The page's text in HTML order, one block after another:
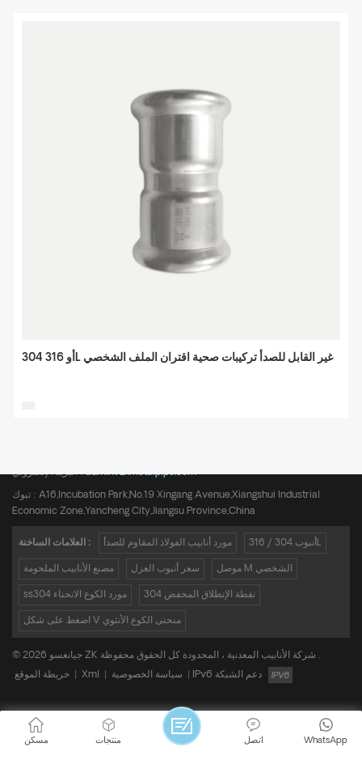
304 أو 316L غير القابل للصدأ تركيبات صحية اقتران الملف الشخصي
البريد الإلكتروني :admin@zkmetalpipe.com
تبوك : A16,Incubation Park,No.19 Xingang Avenue,Xiangshui Industrial
Economic Zone,Yancheng City,Jiangsu Province,China
العلامات الساخنة : مورد أنابيب الفولاذ المقاوم للصدأ أنبوب 304 / 316L
مصنع الأنابيب الملحومة سعر أنبوب العزل موصل M الشخصي
ss304 مورد الكوع الانحناء 304 نقطة الإنطلاق المخفض
اضغط على شكل V منحنى الكوع الأنثوي
© 2026 جيانغسو ZK شركة الأنابيب المعدنية ، المحدودة كل الحقوق محفوظة .
خريطة الموقع
Xml سياسة الخصوصية
مسكن منتجات WhatsApp اتصل